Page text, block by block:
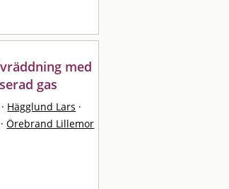
med
gas
· Hägglund Lars ·
· Örebrand Lillemor